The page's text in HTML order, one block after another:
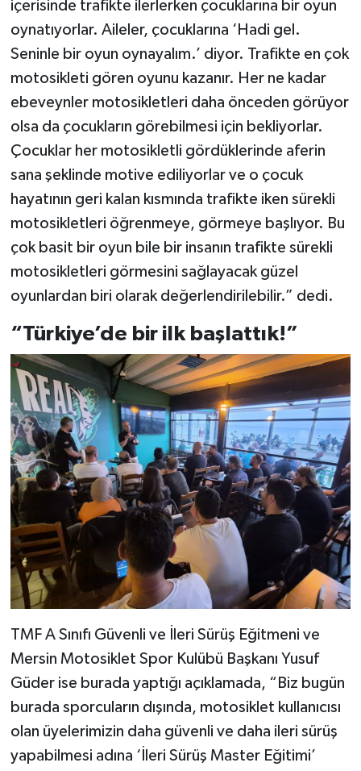
içerisinde trafikte ilerlerken çocuklarına bir oyun
oynatıyorlar. Aileler, çocuklarına ‘Hadi gel.
Seninle bir oyun oynayalım.’ diyor. Trafikte en çok
motosikleti gören oyunu kazanır. Her ne kadar
ebeveynler motosikletleri daha önceden görüyor
olsa da çocukların görebilmesi için bekliyorlar.
Çocuklar her motosikletli gördüklerinde aferin
sana şeklinde motive ediliyorlar ve o çocuk
hayatının geri kalan kısmında trafikte iken sürekli
motosikletleri öğrenmeye, görmeye başlıyor. Bu
çok basit bir oyun bile bir insanın trafikte sürekli
motosikletleri görmesini sağlayacak güzel
oyunlardan biri olarak değerlendirilebilir.” dedi.
“Türkiye’de bir ilk başlattık!”
TMF A Sınıfı Güvenli ve İleri Sürüş Eğitmeni ve
Mersin Motosiklet Spor Kulübü Başkanı Yusuf
Güder ise burada yaptığı açıklamada, “Biz bugün
burada sporcuların dışında, motosiklet kullanıcısı
olan üyelerimizin daha güvenli ve daha ileri sürüş
yapabilmesi adına ‘İleri Sürüş Master Eğitimi’